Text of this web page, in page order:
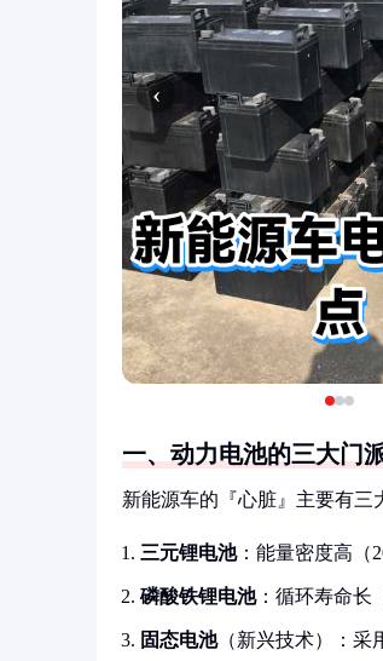
‹
一、动力电池的三大门
新能源车的『心脏』主要有三
三元锂电池：能量密度高（
磷酸铁锂电池：循环寿命长
固态电池（新兴技术）：采